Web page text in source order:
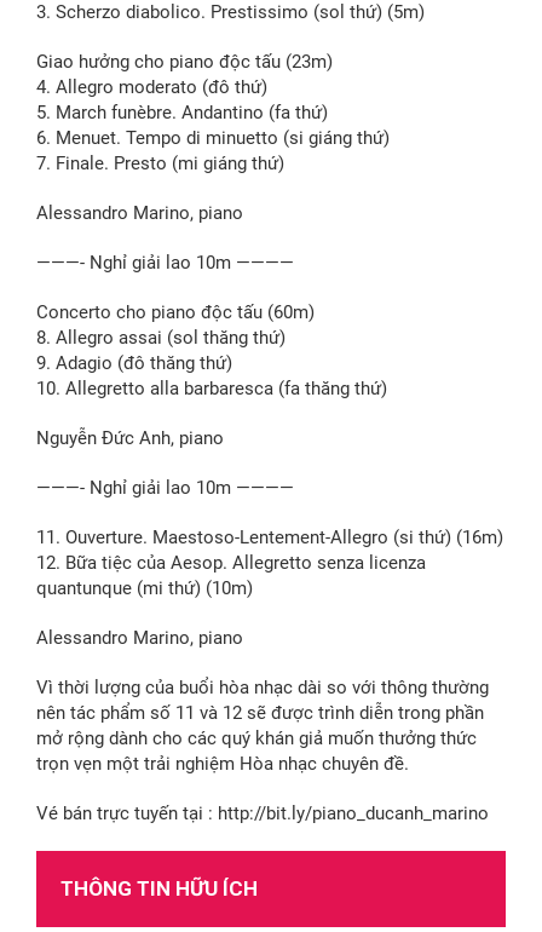
3. Scherzo diabolico. Prestissimo (sol thứ) (5m)
Giao hưởng cho piano độc tấu (23m)
4. Allegro moderato (đô thứ)
5. March funèbre. Andantino (fa thứ)
6. Menuet. Tempo di minuetto (si giáng thứ)
7. Finale. Presto (mi giáng thứ)
Alessandro Marino, piano
———- Nghỉ giải lao 10m ————
Concerto cho piano độc tấu (60m)
8. Allegro assai (sol thăng thứ)
9. Adagio (đô thăng thứ)
10. Allegretto alla barbaresca (fa thăng thứ)
Nguyễn Đức Anh, piano
———- Nghỉ giải lao 10m ————
11. Ouverture. Maestoso-Lentement-Allegro (si thứ) (16m)
12. Bữa tiệc của Aesop. Allegretto senza licenza
quantunque (mi thứ) (10m)
Alessandro Marino, piano
Vì thời lượng của buổi hòa nhạc dài so với thông thường
nên tác phẩm số 11 và 12 sẽ được trình diễn trong phần
mở rộng dành cho các quý khán giả muốn thưởng thức
trọn vẹn một trải nghiệm Hòa nhạc chuyên đề.
Vé bán trực tuyến tại : http://bit.ly/piano_ducanh_marino
THÔNG TIN HỮU ÍCH